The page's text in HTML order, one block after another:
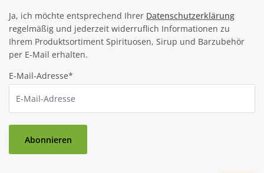
Ja, ich möchte entsprechend Ihrer Datenschutzerklärung
regelmäßig und jederzeit widerruflich Informationen zu
Ihrem Produktsortiment Spirituosen, Sirup und Barzubehör
per E-Mail erhalten.
E-Mail-Adresse*
Abonnieren